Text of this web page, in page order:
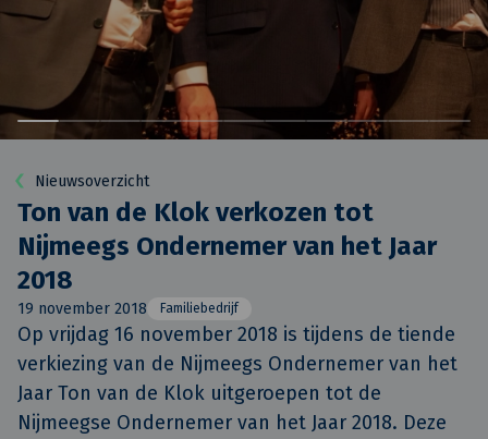
Nieuwsoverzicht
Ton van de Klok verkozen tot
Nijmeegs Ondernemer van het Jaar
2018
19 november 2018 Familiebedrijf
Op vrijdag 16 november 2018 is tijdens de tiende
verkiezing van de Nijmeegs Ondernemer van het
Jaar Ton van de Klok uitgeroepen tot de
Nijmeegse Ondernemer van het Jaar 2018. Deze